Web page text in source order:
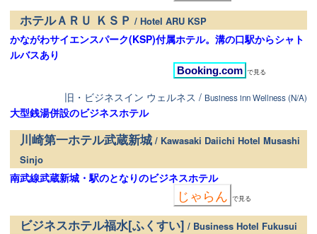
ホテルＡＲＵ ＫＳＰ / Hotel ARU KSP
かながわサイエンスパーク(KSP)付属ホテル。溝の口駅からシャト
ルバスあり
Booking.com で見る
旧・ビジネスイン ウェルネス / Business inn Wellness (N/A)
大型銭湯併設のビジネスホテル
川崎第一ホテル武蔵新城 / Kawasaki Daiichi Hotel Musashi
Sinjo
南武線武蔵新城・駅のとなりのビジネスホテル
じゃらん で見る
ビジネスホテル福水[ふくすい] / Business Hotel Fukusui